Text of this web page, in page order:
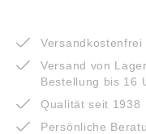
Versand von
Bestellung bis 16
Qualität seit 1938
Persönliche